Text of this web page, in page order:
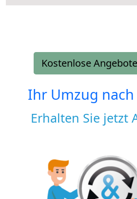
Kostenlose
Ihr Umzug nach
Erhalten Sie jetzt